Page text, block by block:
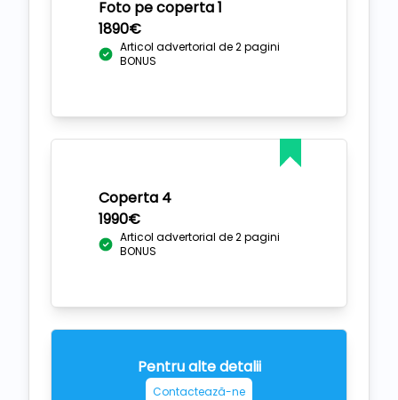
Foto pe coperta 1
1890€
Articol advertorial de 2 pagini
BONUS
Coperta 4
1990€
Articol advertorial de 2 pagini
BONUS
Pentru alte detalii
Contactează-ne